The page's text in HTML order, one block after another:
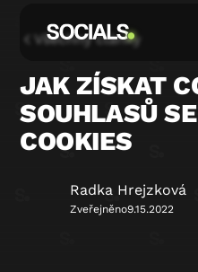
Všechny články
JAK ZÍSKAT
SOUHLASŮ
COOKIES
Radka Hrejzková
Zveřejněno9.15.2022